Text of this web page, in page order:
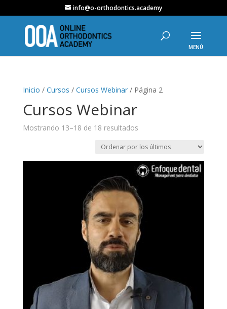
info@o-orthodontics.academy
Inicio / Cursos / Cursos Webinar/ Página 2
Cursos Webinar
Mostrando 13–18 de 18 resultadosOrdenado
los
últimos